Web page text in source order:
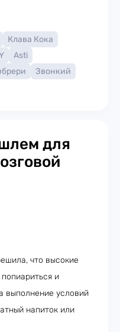
Клава Кока
Asti
Звонкий
для
что высокие
и
выполнение условий
напиток или